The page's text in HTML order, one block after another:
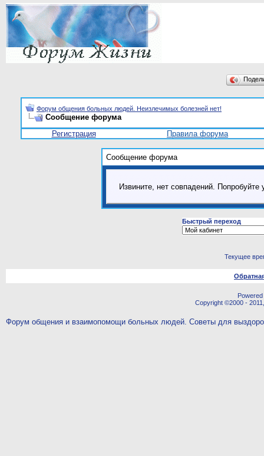
Форум общения больных людей. Неизлечимых болезней нет!
Сообщение форума
Регистрация
Правила форума
Сообщение форума
Извините, нет совпадений.
Быстрый переход
Текущее
Copyright ©2000 -
Форум общения и взаимопомощи больных людей. Советы для